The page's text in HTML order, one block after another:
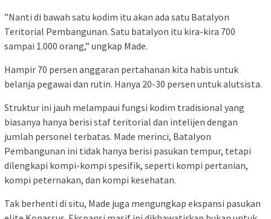
”Nanti di bawah satu kodim itu akan ada satu Batalyon
Teritorial Pembangunan. Satu batalyon itu kira-kira 700
sampai 1.000 orang,” ungkap Made.
Hampir 70 persen anggaran pertahanan kita habis untuk
belanja pegawai dan rutin. Hanya 20-30 persen untuk alutsista.
Struktur ini jauh melampaui fungsi kodim tradisional yang
biasanya hanya berisi staf teritorial dan intelijen dengan
jumlah personel terbatas. Made merinci, Batalyon
Pembangunan ini tidak hanya berisi pasukan tempur, tetapi
dilengkapi kompi-kompi spesifik, seperti kompi pertanian,
kompi peternakan, dan kompi kesehatan.
Tak berhenti di situ, Made juga mengungkap ekspansi pasukan